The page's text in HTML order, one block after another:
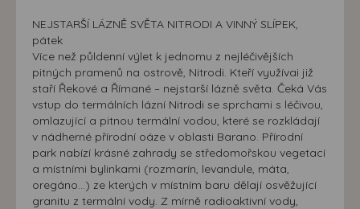
NEJSTARŠÍ LÁZNĚ SVĚTA NITRODI A VINNÝ SLÍPEK,
pátek
Více než půldenní výlet k jednomu z nejléčivějších
pitných pramenů na ostrově, Nitrodi. Kteří využívai již
staří Řekové a Římané – nejstarší lázně světa. Čeká Vás
vstup do termálních lázní Nitrodi se sprchami s léčivou,
omlazující a pitnou termální vodou, které se rozkládají
v nádherné přírodní oáze v oblasti Barano. Přírodní
park nabízí krásné zahrady se středomořskou vegetací
a místními bylinkami (rozmarín, levandule, máta,
oregáno…) ze kterých v místním baru dělají osvěžující
granitu z termální vody. Z mírně radioaktivní vody,